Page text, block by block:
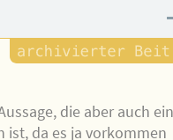
die aber auch ein
ist, da es ja vorkommen